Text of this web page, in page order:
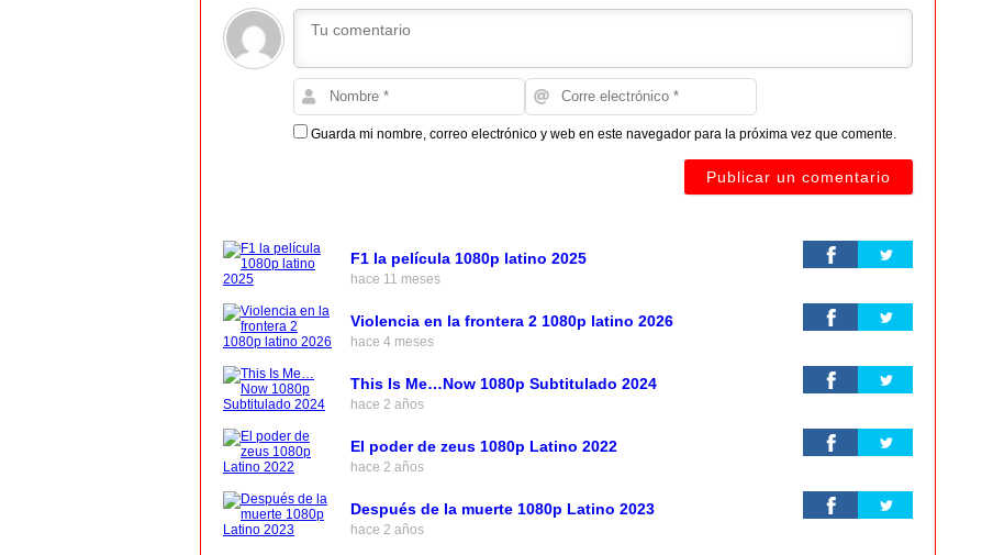
Guarda mi nombre, correo electrónico y web en este navegador para la próxima vez que comente.
F1 la película 1080p latino 2025
hace 11 meses
Violencia en la frontera 2 1080p latino 2026
hace 4 meses
This Is Me…Now 1080p Subtitulado 2024
hace 2 años
El poder de zeus 1080p Latino 2022
hace 2 años
Después de la muerte 1080p Latino 2023
hace 2 años